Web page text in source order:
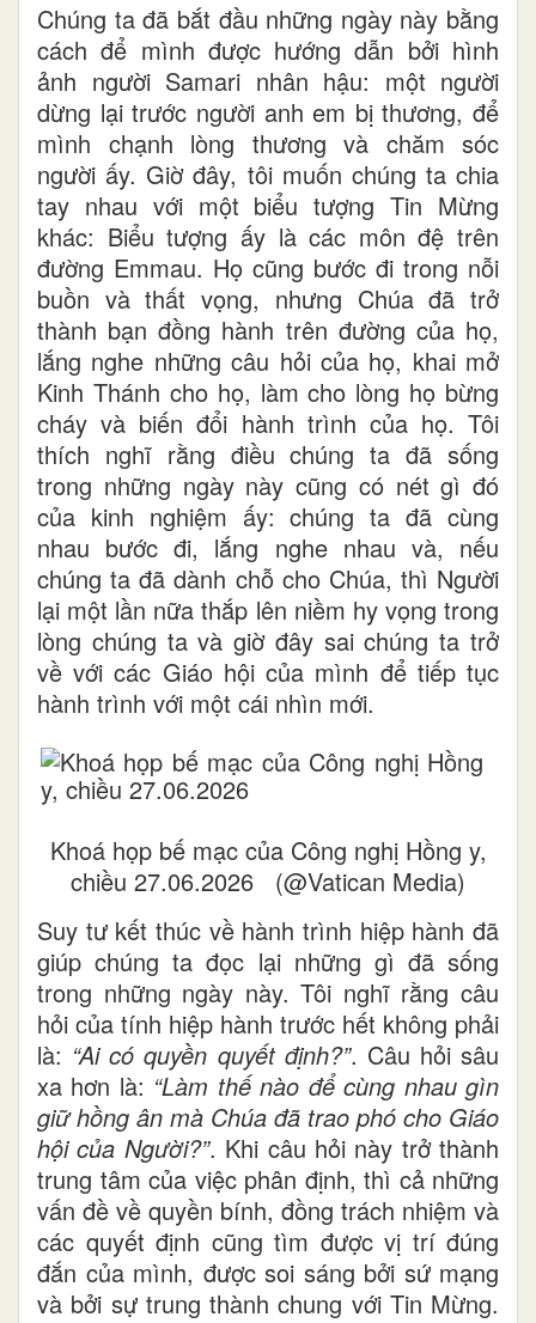
Chúng ta đã bắt đầu những ngày này bằng
cách để mình được hướng dẫn bởi hình
ảnh người Samari nhân hậu: một người
dừng lại trước người anh em bị thương, để
mình chạnh lòng thương và chăm sóc
người ấy. Giờ đây, tôi muốn chúng ta chia
tay nhau với một biểu tượng Tin Mừng
khác: Biểu tượng ấy là các môn đệ trên
đường Emmau. Họ cũng bước đi trong nỗi
buồn và thất vọng, nhưng Chúa đã trở
thành bạn đồng hành trên đường của họ,
lắng nghe những câu hỏi của họ, khai mở
Kinh Thánh cho họ, làm cho lòng họ bừng
cháy và biến đổi hành trình của họ. Tôi
thích nghĩ rằng điều chúng ta đã sống
trong những ngày này cũng có nét gì đó
của kinh nghiệm ấy: chúng ta đã cùng
nhau bước đi, lắng nghe nhau và, nếu
chúng ta đã dành chỗ cho Chúa, thì Người
lại một lần nữa thắp lên niềm hy vọng trong
lòng chúng ta và giờ đây sai chúng ta trở
về với các Giáo hội của mình để tiếp tục
hành trình với một cái nhìn mới.
Khoá họp bế mạc của Công nghị Hồng y,
chiều 27.06.2026 (@Vatican Media)
Suy tư kết thúc về hành trình hiệp hành đã
giúp chúng ta đọc lại những gì đã sống
trong những ngày này. Tôi nghĩ rằng câu
hỏi của tính hiệp hành trước hết không phải
là: “Ai có quyền quyết định?”. Câu hỏi sâu
xa hơn là: “Làm thế nào để cùng nhau gìn
giữ hồng ân mà Chúa đã trao phó cho Giáo
hội của Người?”. Khi câu hỏi này trở thành
trung tâm của việc phân định, thì cả những
vấn đề về quyền bính, đồng trách nhiệm và
các quyết định cũng tìm được vị trí đúng
đắn của mình, được soi sáng bởi sứ mạng
và bởi sự trung thành chung với Tin Mừng.